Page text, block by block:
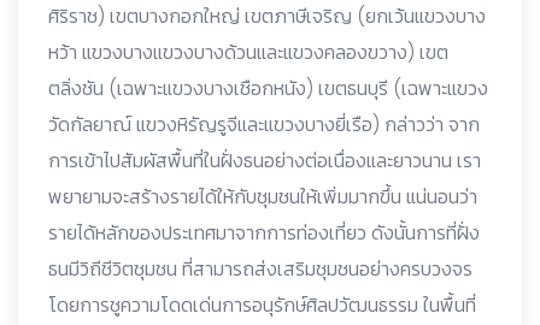
ศิริราช) เขตบางกอกใหญ่ เขตภาษีเจริญ (ยกเว้นแขวงบาง
หว้า แขวงบางแขวงบางด้วนและแขวงคลองขวาง) เขต
ตลิ่งชัน (เฉพาะแขวงบางเชือกหนัง) เขตธนบุรี (เฉพาะแขวง
วัดกัลยาณ์ แขวงหิรัญรูจีและแขวงบางยี่เรือ) กล่าวว่า จาก
การเข้าไปสัมผัสพื้นที่ในฝั่งธนอย่างต่อเนื่องและยาวนาน เรา
พยายามจะสร้างรายได้ให้กับชุมชนให้เพิ่มมากขึ้น แน่นอนว่า
รายได้หลักของประเทศมาจากการท่องเที่ยว ดังนั้นการที่ฝั่ง
ธนมีวิถีชีวิตชุมชน ที่สามารถส่งเสริมชุมชนอย่างครบวงจร
โดยการชูความโดดเด่นการอนุรักษ์ศิลปวัฒนธรรม ในพื้นที่